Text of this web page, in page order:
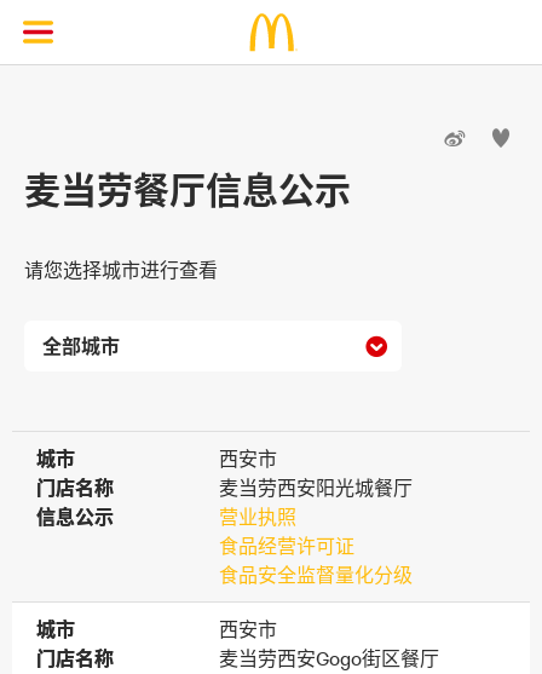
 
麦当劳餐厅信息公示
请您选择城市进行查看

城市
城市
西安市
门店名称
门店名称
麦当劳西安阳光城餐厅
信息公示
信息公示
营业执照
食品经营许可证
食品安全监督量化分级
城市
城市
西安市
门店名称
门店名称
麦当劳西安Gogo街区餐厅